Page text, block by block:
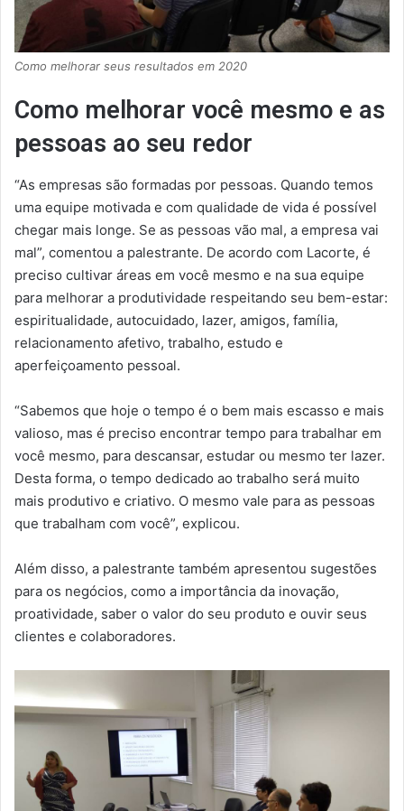
Como melhorar seus resultados em 2020
Como melhorar você mesmo e as
pessoas ao seu redor
“As empresas são formadas por pessoas. Quando temos
uma equipe motivada e com qualidade de vida é possível
chegar mais longe. Se as pessoas vão mal, a empresa vai
mal”, comentou a palestrante. De acordo com Lacorte, é
preciso cultivar áreas em você mesmo e na sua equipe
para melhorar a produtividade respeitando seu bem-estar:
espiritualidade, autocuidado, lazer, amigos, família,
relacionamento afetivo, trabalho, estudo e
aperfeiçoamento pessoal.
“Sabemos que hoje o tempo é o bem mais escasso e mais
valioso, mas é preciso encontrar tempo para trabalhar em
você mesmo, para descansar, estudar ou mesmo ter lazer.
Desta forma, o tempo dedicado ao trabalho será muito
mais produtivo e criativo. O mesmo vale para as pessoas
que trabalham com você”, explicou.
Além disso, a palestrante também apresentou sugestões
para os negócios, como a importância da inovação,
proatividade, saber o valor do seu produto e ouvir seus
clientes e colaboradores.